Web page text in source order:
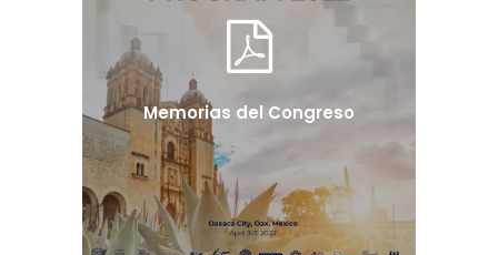
Memorias del Congreso